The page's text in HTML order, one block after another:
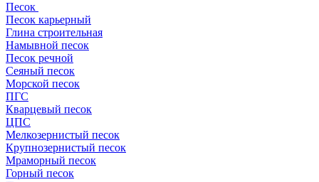
Песок
Песок карьерный
Глина строительная
Намывной песок
Песок речной
Сеяный песок
Морской песок
ПГС
Кварцевый песок
ЦПС
Мелкозернистый песок
Крупнозернистый песок
Мраморный песок
Горный песок